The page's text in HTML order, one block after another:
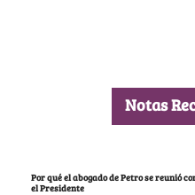
Notas
Por qué el abogado de Petro se reunió
el Presidente